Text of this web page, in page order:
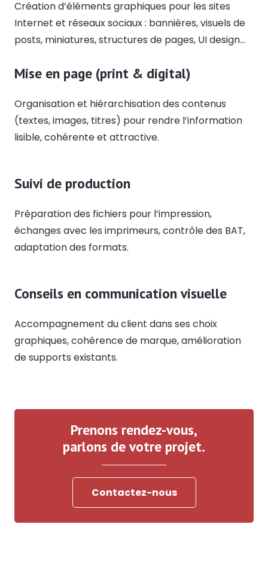
Création d’éléments graphiques pour les sites
Internet et réseaux sociaux : bannières, visuels de
posts, miniatures, structures de pages, UI design…
Mise en page (print & digital)
Organisation et hiérarchisation des contenus
(textes, images, titres) pour rendre l’information
lisible, cohérente et attractive.
Suivi de production
Préparation des fichiers pour l’impression,
échanges avec les imprimeurs, contrôle des BAT,
adaptation des formats.
Conseils en communication visuelle
Accompagnement du client dans ses choix
graphiques, cohérence de marque, amélioration
de supports existants.
Prenons rendez-vous,
parlons de votre projet.
Contactez-nous